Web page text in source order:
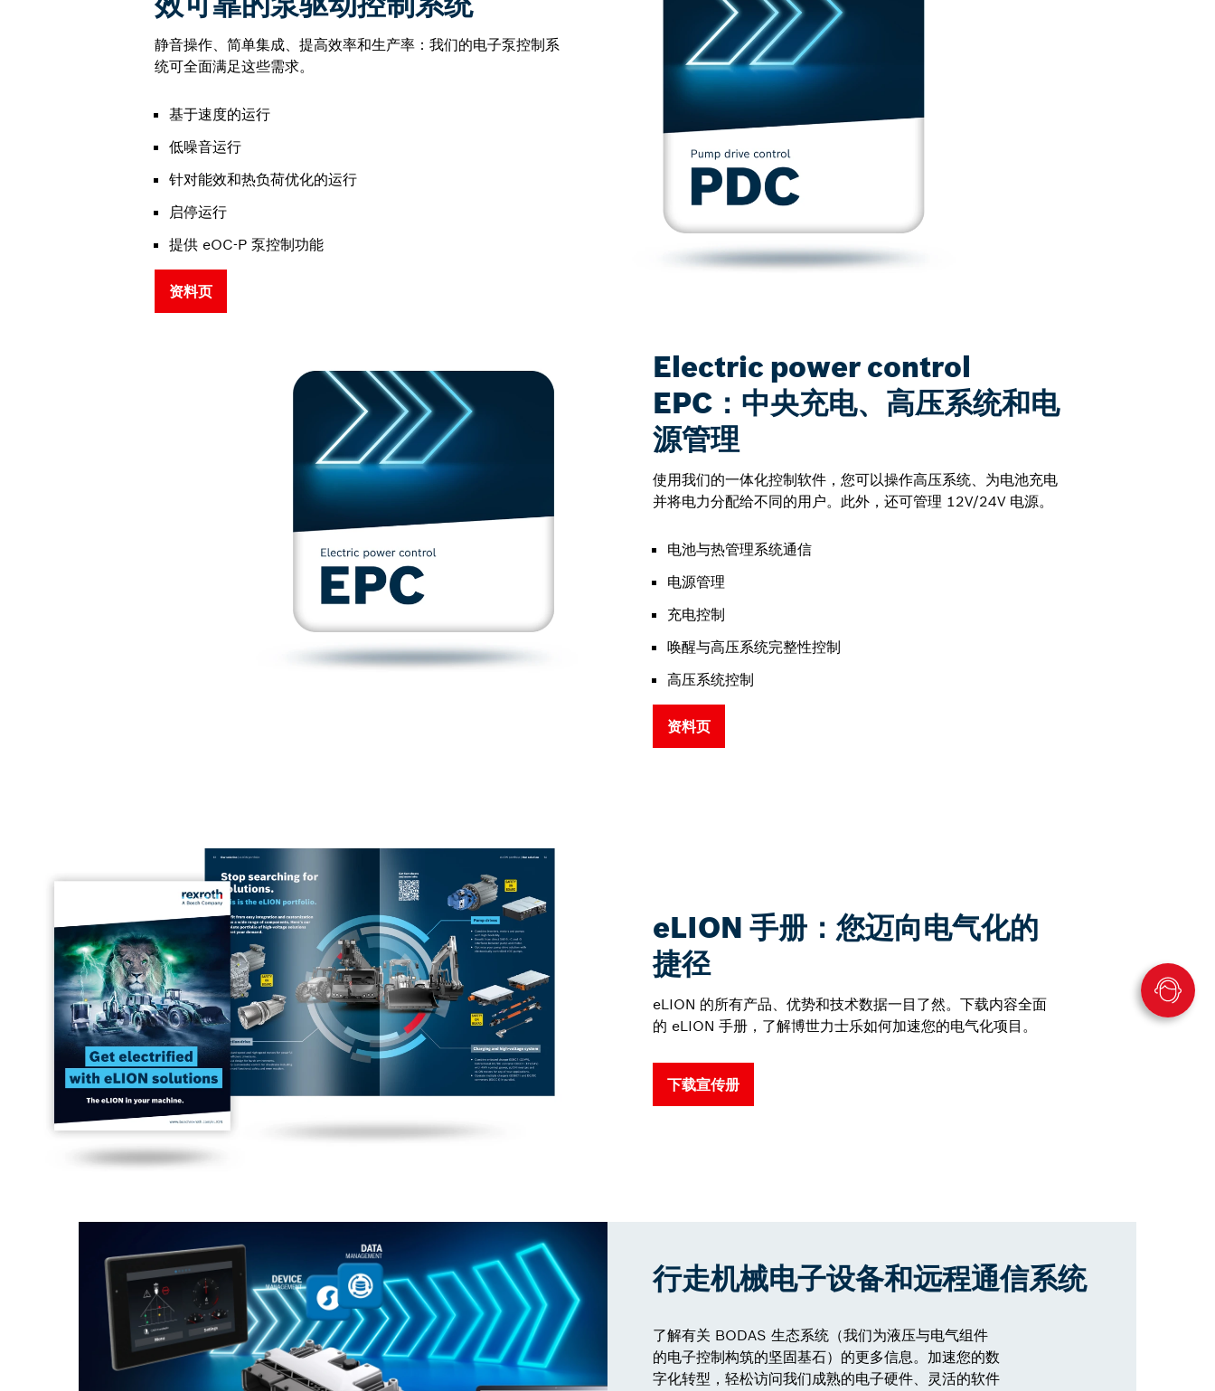
静音操作、简单集成、提高效率和生产率：我们的电子泵控制系
统可全面满足这些需求。
基于速度的运行
低噪音运行
针对能效和热负荷优化的运行
启停运行
提供 eOC-P 泵控制功能
资料页
Electric power control
EPC：中央充电、高压系统和电
源管理
使用我们的一体化控制软件，您可以操作高压系统、为电池充电
并将电力分配给不同的用户。此外，还可管理 12V/24V 电源。
电池与热管理系统通信
电源管理
充电控制
唤醒与高压系统完整性控制
高压系统控制
资料页
eLION 手册：您迈向电气化的
捷径
eLION 的所有产品、优势和技术数据一目了然。下载内容全面
的 eLION 手册，了解博世力士乐如何加速您的电气化项目。
下载宣传册
行走机械电子设备和远程通信系统
了解有关 BODAS 生态系统（我们为液压与电气组件
的电子控制构筑的坚固基石）的更多信息。加速您的数
字化转型，轻松访问我们成熟的电子硬件、灵活的软件